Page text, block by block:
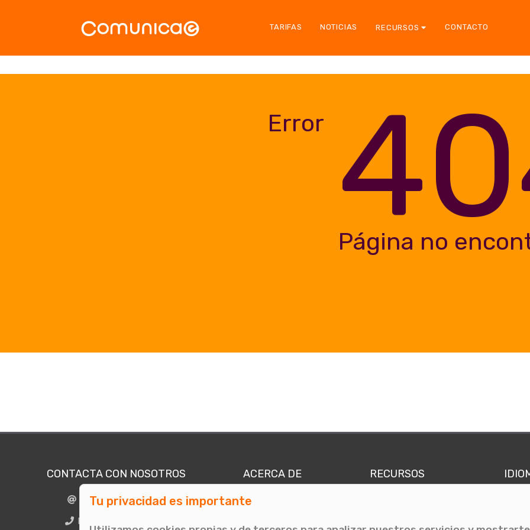
TARIFAS NOTICIAS RECURSOS CONTACTO
Error
Página no
CONTACTA CON NOSOTROS
info@comunicae.com
BCN + 34 931 702 774
ACERCA DE
Quiénes somos
RECURSOS
Tu privacidad es importante